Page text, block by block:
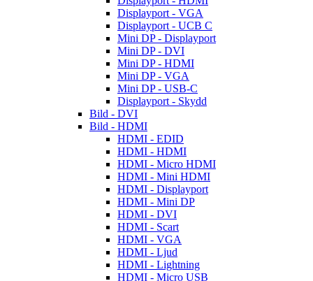
Displayport - VGA
Displayport - UCB C
Mini DP - Displayport
Mini DP - DVI
Mini DP - HDMI
Mini DP - VGA
Mini DP - USB-C
Displayport - Skydd
Bild - DVI
Bild - HDMI
HDMI - EDID
HDMI - HDMI
HDMI - Micro HDMI
HDMI - Mini HDMI
HDMI - Displayport
HDMI - Mini DP
HDMI - DVI
HDMI - Scart
HDMI - VGA
HDMI - Ljud
HDMI - Lightning
HDMI - Micro USB